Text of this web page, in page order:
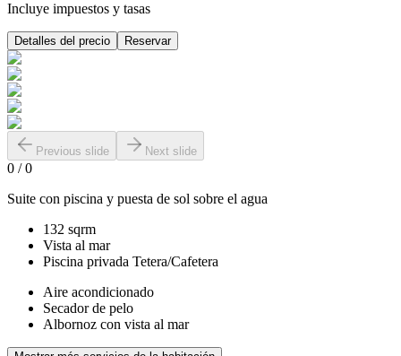
Incluye impuestos y tasas
Detalles del precio Reservar
Previous slide Next slide
0 /0
Suite con piscina y puesta de sol sobre el agua
132 sqrm
Vista al mar
Piscina privada Tetera/Cafetera
Aire acondicionado
Secador de pelo
Albornoz con vista al mar